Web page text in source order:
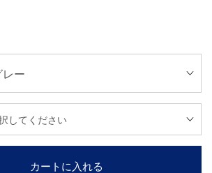
カートに入れる